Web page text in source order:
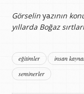
Görselinyazının
yıllarda Boğaz
eğitimler insan
seminerler